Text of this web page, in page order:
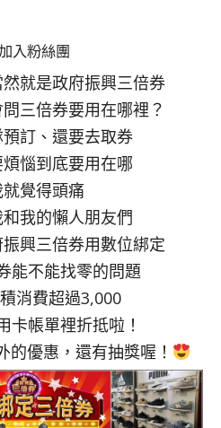
入粉絲團
就是政府振興三倍券
三倍券要用在哪裡？
訂、還要去取券
惱到底要用在哪
覺得頭痛
我的懶人朋友們
興三倍券用數位綁定
能不能找零的問題
消費超過3,000
卡帳單裡折抵啦！
優惠，還有抽獎喔！